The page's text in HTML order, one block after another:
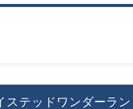
ステッドワンダーラ